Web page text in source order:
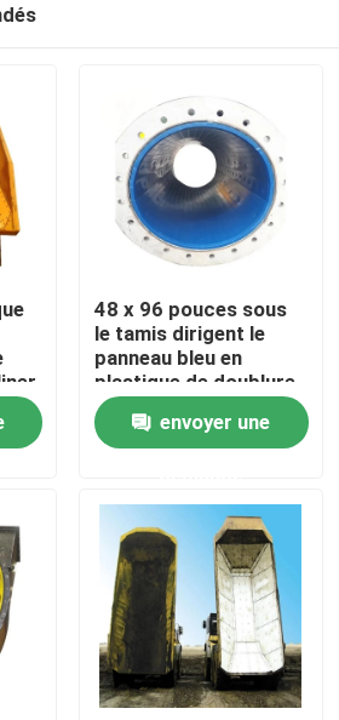
48 x 96 pouces sous
le tamis dirigent le
panneau bleu en
plastique de doublure
de soute de charbon
d'UHMWPEenvoyer une